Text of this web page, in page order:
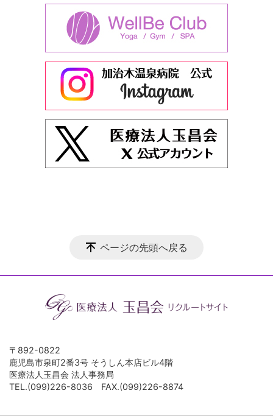
ページの先頭へ戻る
〒892-0822
鹿児島市泉町2番3号 そうしん本店ビル4階
医療法人玉昌会 法人事務局
TEL.(099)226-8036 FAX.(099)226-8874